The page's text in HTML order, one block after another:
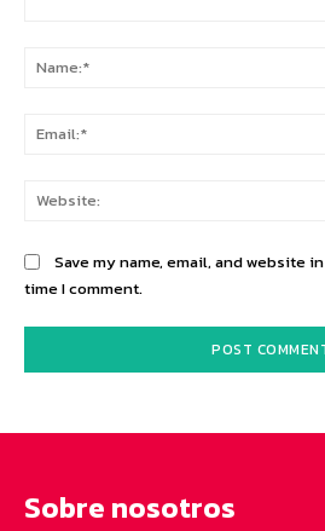
Save my name, email, and website
time I comment.
Sobre nosotros